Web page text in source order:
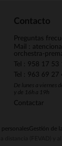
Contacto
Preguntas
Mail :
orchestra-
Tel : 958 17 53
Tel : 963 69 27
De lunes a viernes
y de 16h a 19h
Contactar
personalesGestión de